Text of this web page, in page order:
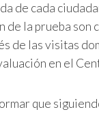
de cada
de la prueba son
de las visitas
en el
que